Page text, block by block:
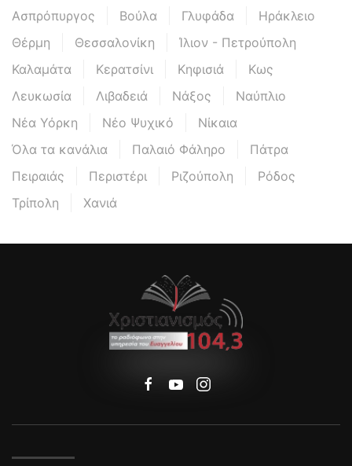
Ασπρόπυργος
Βούλα Γλυφάδα
Ηράκλειο
Θέρμη
Θεσσαλονίκη
Ίλιον - Πετρούπολη
Καλαμάτα
Κερατσίνι Κηφισιά
Κως
Λευκωσία
Λιβαδειά Νάξος
Ναύπλιο
Νέα Υόρκη
Νέο Ψυχικό
Νίκαια
Όλα τα κανάλια
Παλαιό Φάληρο
Πάτρα
Πειραιάς
Περιστέρι Ριζούπολη
Ρόδος
Τρίπολη
Χανιά